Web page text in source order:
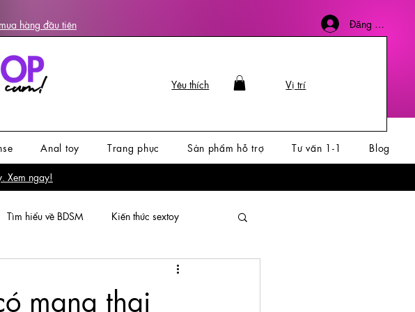
hàng đầu tiên Đăng nhập
Yêu thích Vị trí
Anal toy Trang phục Sản phẩm hỗ trợ Tư vấn 1-1 Blog
Xem ngay!
Tìm hiểu về BDSM Kiến thức sextoy
mang thai